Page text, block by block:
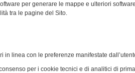
per generare le mappe e ulteriori
tra le pagine del Sito.
linea con le preferenze manifestate
per i cookie tecnici e di analitici di